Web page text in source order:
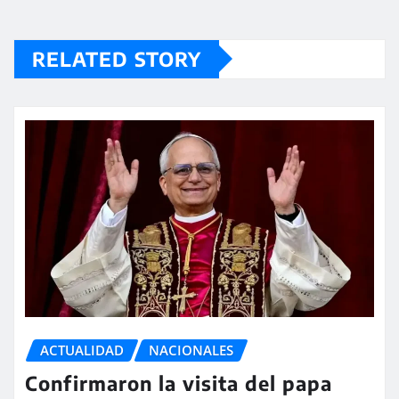
RELATED STORY
ACTUALIDAD NACIONALES
Confirmaron la visita del papa